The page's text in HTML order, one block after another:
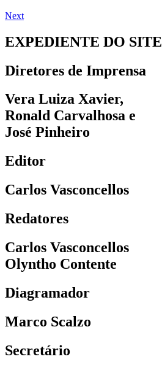
Next
EXPEDIENTE DO SITE
Diretores de Imprensa
Vera Luiza Xavier,
Ronald Carvalhosa e
José Pinheiro
Editor
Carlos Vasconcellos
Redatores
Carlos Vasconcellos
Olyntho Contente
Diagramador
Marco Scalzo
Secretário